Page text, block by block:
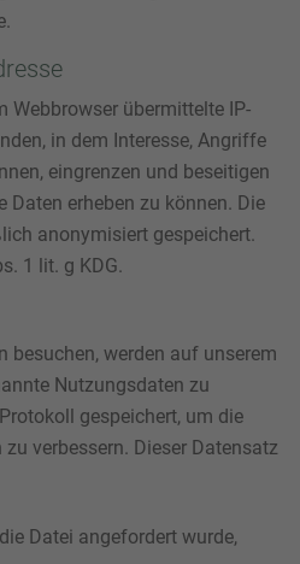
Webbrowser übermittelte IP-
in dem Interesse, Angriffe
eingrenzen und beseitigen
Daten erheben zu können. Die
anonymisiert gespeichert.
1 lit. g KDG.
besuchen, werden auf unserem
Nutzungsdaten zu
gespeichert, um die
verbessern. Dieser Datensatz
Datei angefordert wurde,